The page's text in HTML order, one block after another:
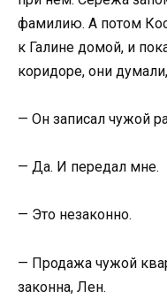
фамилию. А потом
к Галине домой, и
коридоре, они
— Он записал чужой
— Да. И передал мне.
— Это незаконно.
— Продажа чужой
законна, Лен.